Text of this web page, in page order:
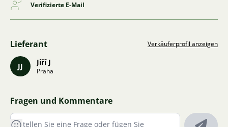
Verifizierte E-Mail
Lieferant Verkäuferprofil anzeigen
JJ Jiří J
Praha
Fragen und Kommentare